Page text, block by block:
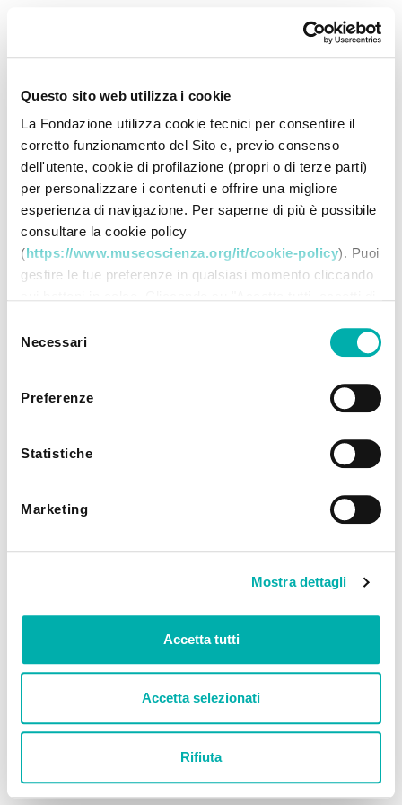
Questo sito web utilizza i cookie
La Fondazione utilizza cookie tecnici per consentire il
corretto funzionamento del Sito e, previo consenso
dell'utente, cookie di profilazione (propri o di terze parti)
per personalizzare i contenuti e offrire una migliore
esperienza di navigazione. Per saperne di più è possibile
consultare la cookie policy
(https://www.museoscienza.org/it/cookie-policy). Puoi
gestire le tue preferenze in qualsiasi momento cliccando
su "Accetta selezionati" dichiari di voler procedere
utilizzando solo i cookie prescelti, disabilitando tutti gli
altri. Selezionando "Rifiuta" procedi nella navigazione
utilizzando solo i cookie tecnici.
delNecessari
Preferenze
Statistiche
Marketing
Mostra dettagli
Accetta tutti
Accetta selezionati
Rifiuta